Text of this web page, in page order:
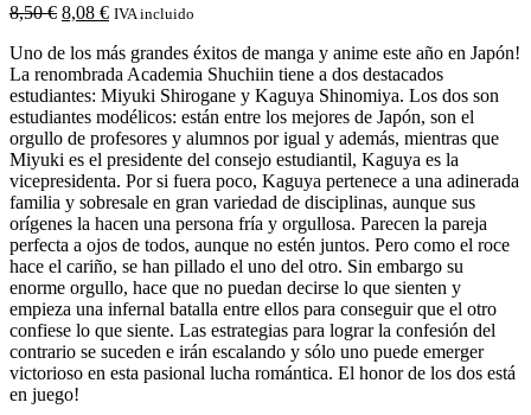
8,50€ 8,08 € IVA incluido
Uno de los más grandes éxitos de manga y anime este año en Japón!
La renombrada Academia Shuchiin tiene a dos destacados
estudiantes: Miyuki Shirogane y Kaguya Shinomiya. Los dos son
estudiantes modélicos: están entre los mejores de Japón, son el
orgullo de profesores y alumnos por igual y además, mientras que
Miyuki es el presidente del consejo estudiantil, Kaguya es la
vicepresidenta. Por si fuera poco, Kaguya pertenece a una adinerada
familia y sobresale en gran variedad de disciplinas, aunque sus
orígenes la hacen una persona fría y orgullosa. Parecen la pareja
perfecta a ojos de todos, aunque no estén juntos. Pero como el roce
hace el cariño, se han pillado el uno del otro. Sin embargo su
enorme orgullo, hace que no puedan decirse lo que sienten y
empieza una infernal batalla entre ellos para conseguir que el otro
confiese lo que siente. Las estrategias para lograr la confesión del
contrario se suceden e irán escalando y sólo uno puede emerger
victorioso en esta pasional lucha romántica. El honor de los dos está
en juego!